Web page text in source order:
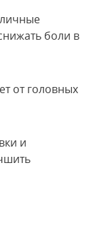
боли в
от головных
и